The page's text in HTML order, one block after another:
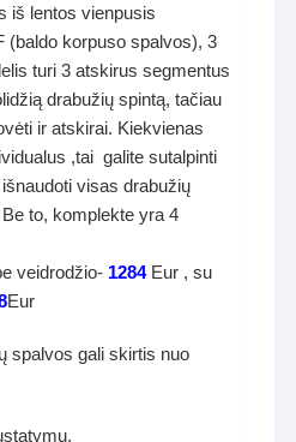
iš lentos vienpusis
(baldo korpuso spalvos), 3
turi 3 atskirus segmentus
drabužių spintą, tačiau
ir atskirai. Kiekvienas
,tai galite sutalpinti
visas drabužių
to, komplekte yra 4
veidrodžio- 1284Eur , su
Eur
spalvos gali skirtis nuo